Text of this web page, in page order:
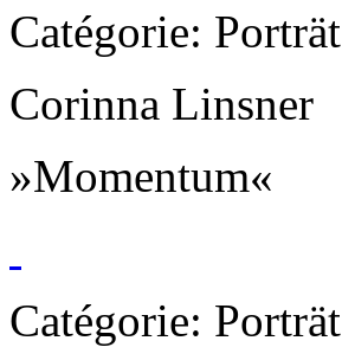
Catégorie: Porträt
Corinna Linsner
»Momentum«
Catégorie: Porträt